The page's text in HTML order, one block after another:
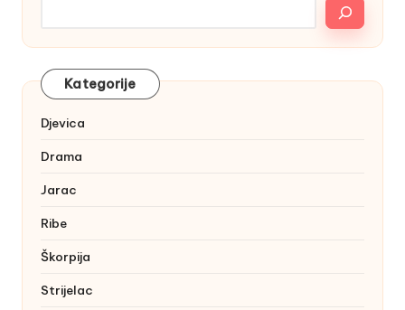
Kategorije
Djevica
Drama
Jarac
Ribe
Škorpija
Strijelac